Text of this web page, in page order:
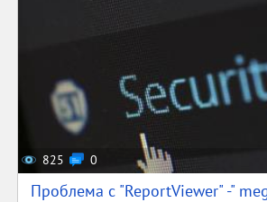
825 0
Проблема с "ReportViewer" -"